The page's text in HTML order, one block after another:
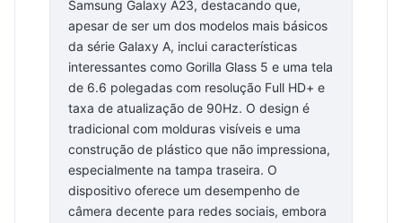
Samsung Galaxy A23, destacando que,
apesar de ser um dos modelos mais básicos
da série Galaxy A, inclui características
interessantes como Gorilla Glass 5 e uma tela
de 6.6 polegadas com resolução Full HD+ e
taxa de atualização de 90Hz. O design é
tradicional com molduras visíveis e uma
construção de plástico que não impressiona,
especialmente na tampa traseira. O
dispositivo oferece um desempenho de
câmera decente para redes sociais, embora